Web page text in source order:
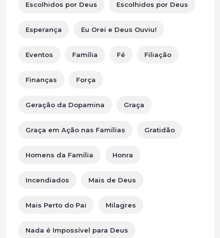
Escolhidos por Deus Escolhidos por Deus
Esperança Eu Orei e Deus Ouviu!
Eventos Família Fé Filiação
Finanças Força
Geração da Dopamina Graça
Graça em Ação nas Famílias Gratidão
Homens da Família Honra
Incendiados Mais de Deus
Mais Perto do Pai Milagres
Nada é Impossível para Deus